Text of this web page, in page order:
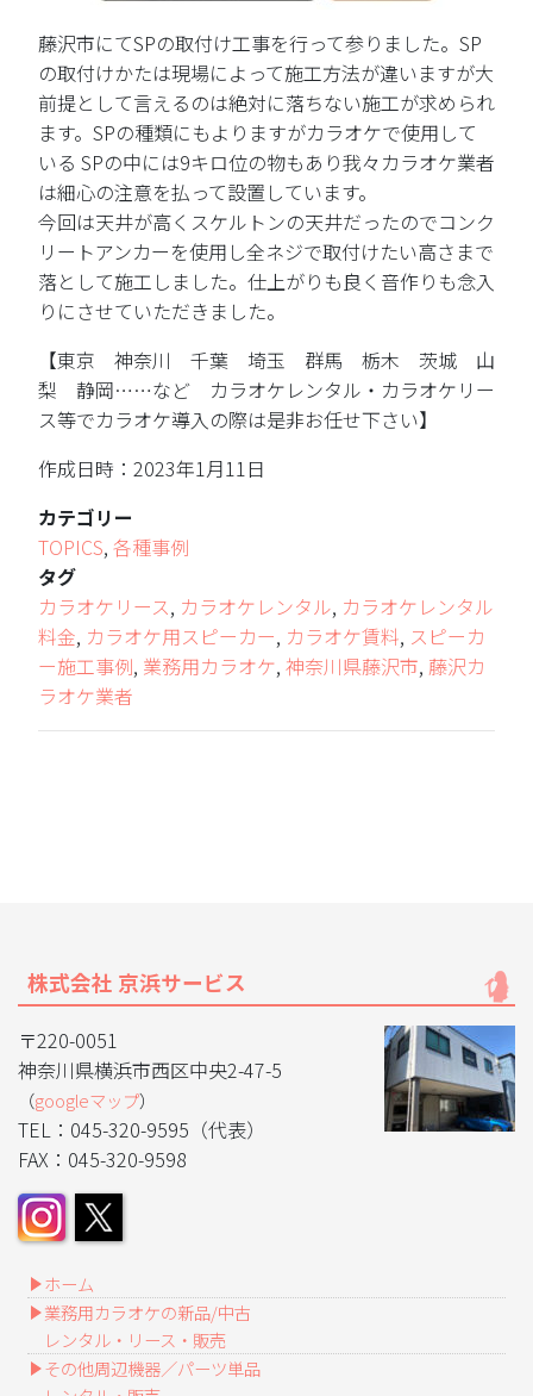
藤沢市にてSPの取付け工事を行って参りました。SP
の取付けかたは現場によって施工方法が違いますが大
前提として言えるのは絶対に落ちない施工が求められ
ます。SPの種類にもよりますがカラオケで使用して
いる SPの中には9キロ位の物もあり我々カラオケ業者
は細心の注意を払って設置しています。
今回は天井が高くスケルトンの天井だったのでコンク
リートアンカーを使用し全ネジで取付けたい高さまで
落として施工しました。仕上がりも良く音作りも念入
りにさせていただきました。
【東京 神奈川 千葉 埼玉 群馬 栃木 茨城 山
梨 静岡……など カラオケレンタル・カラオケリー
ス等でカラオケ導入の際は是非お任せ下さい】
作成日時：2023年1月11日
カテゴリー
TOPICS, 各種事例
タグ
カラオケリース, カラオケレンタル, カラオケレンタル
料金, カラオケ用スピーカー, カラオケ賃料, スピーカ
ー施工事例, 業務用カラオケ, 神奈川県藤沢市, 藤沢カ
ラオケ業者
株式会社 京浜サービス
〒220-0051
神奈川県横浜市西区中央2-47-5
（googleマップ）
TEL：045-320-9595（代表）
FAX：045-320-9598
ホーム
業務用カラオケの新品/中古
レンタル・リース・販売
その他周辺機器／パーツ単品